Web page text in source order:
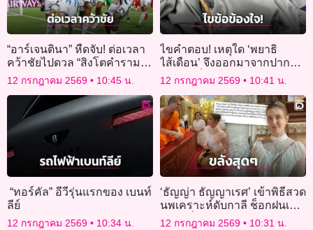
“อาร์เจนตินา” หืดจับ! ต่อเวลา
คว้าชัยไปดวล “สิงโตคำราม”
รอบรองชนะเลิศ
12 กรกฎาคม 2569 10:45 น.
ไขคำตอบ! เหตุใด ‘พยาธิ
ไส้เดือน’ จึงออกมาจากปากได้
ปมเคสเด็กอาเจียนรุนแรง ก่อน
จะพบพยาธิ
12 กรกฎาคม 2569 10:41 น.
“ทอร์คัล” อีวีรุ่นแรกของ เบนท์
ลีย์
12 กรกฎาคม 2569 10:34 น.
‘ธัญญ่า ธัญญาเรศ’ เข้าพิธีสวด
นพเคราะห์ดับกาลี ช็อกฝนเท
กระหน่ำชะล้างความอัปมงคล
12 กรกฎาคม 2569 10:31 น.